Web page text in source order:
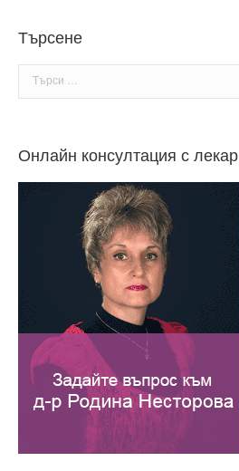
Търсене
Search:
Онлайн консултация с лекар